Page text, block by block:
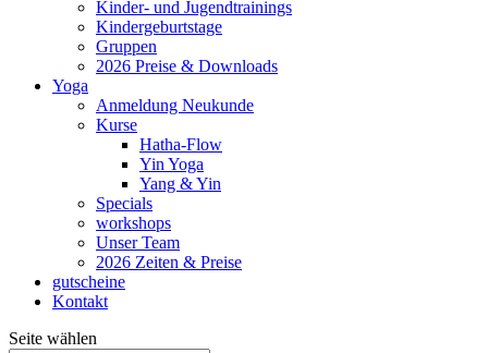
Kinder- und Jugendtrainings
Kindergeburtstage
Gruppen
2026 Preise & Downloads
Yoga
Anmeldung Neukunde
Kurse
Hatha-Flow
Yin Yoga
Yang & Yin
Specials
workshops
Unser Team
2026 Zeiten & Preise
gutscheine
Kontakt
Seite wählen